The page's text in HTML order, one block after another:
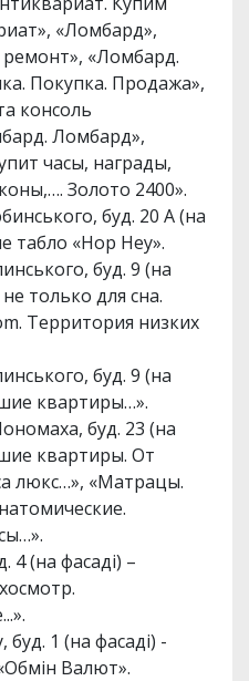
«Ломбард»,
«Ломбард.
Покупка. Продажа»,
консоль
Ломбард»,
часы, награды,
Золото 2400».
буд. 20 А (на
табло «Hop Hey».
буд. 9 (на
только для сна.
Территория низких
буд. 9 (на
квартиры…».
буд. 23 (на
квартиры. От
люкс…», «Матрацы.
4 (на фасаді) –
1 (на фасаді) -
Валют».